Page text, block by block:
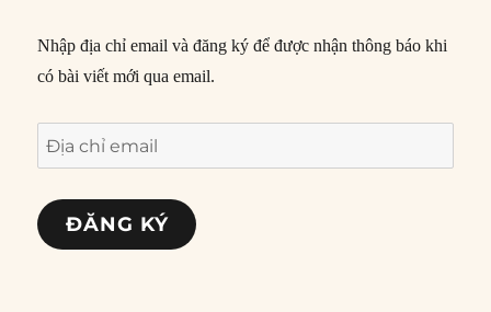
Nhập địa chỉ email và đăng ký để được nhận thông báo khi
có bài viết mới qua email.
Địa
chỉ
email
ĐĂNG KÝ